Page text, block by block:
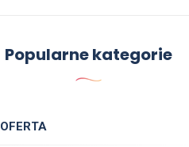
Popularne kategorie
OFERTA